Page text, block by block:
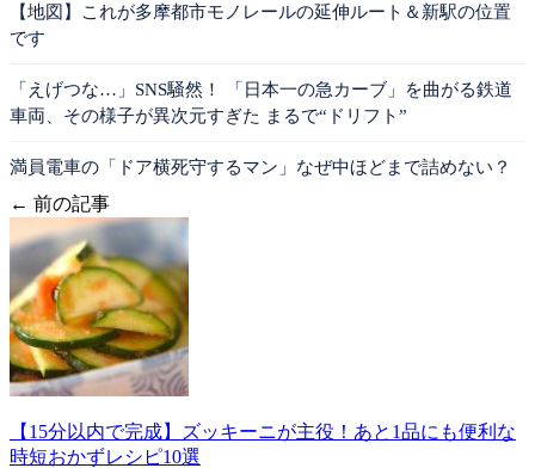
【地図】これが多摩都市モノレールの延伸ルート＆新駅の位置
です
「えげつな…」SNS騒然！ 「日本一の急カーブ」を曲がる鉄道
車両、その様子が異次元すぎた まるで“ドリフト”
満員電車の「ドア横死守するマン」なぜ中ほどまで詰めない？
← 前の記事
【15分以内で完成】ズッキーニが主役！あと1品にも便利な
時短おかずレシピ10選